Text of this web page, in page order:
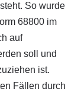
So wurde
68800 im
auf
soll und
ist.
Fällen durch